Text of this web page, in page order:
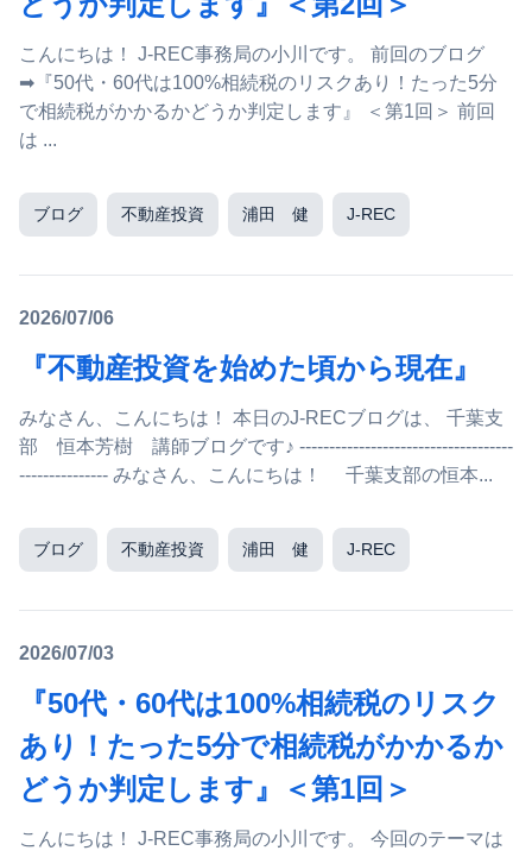
こんにちは！ J-REC事務局の小川です。 前回のブログ
➡『50代・60代は100%相続税のリスクあり！たった5分
で相続税がかかるかどうか判定します』 ＜第1回＞ 前回
は ...
ブログ 不動産投資 浦田 健 J-REC
2026/07/06
『不動産投資を始めた頃から現在』
みなさん、こんにちは！ 本日のJ-RECブログは、 千葉支
部 恒本芳樹 講師ブログです♪ ------------------------------------
--------------- みなさん、こんにちは！ 千葉支部の恒本...
ブログ 不動産投資 浦田 健 J-REC
2026/07/03
『50代・60代は100%相続税のリスク
あり！たった5分で相続税がかかるか
どうか判定します』＜第1回＞
こんにちは！ J-REC事務局の小川です。 今回のテーマは